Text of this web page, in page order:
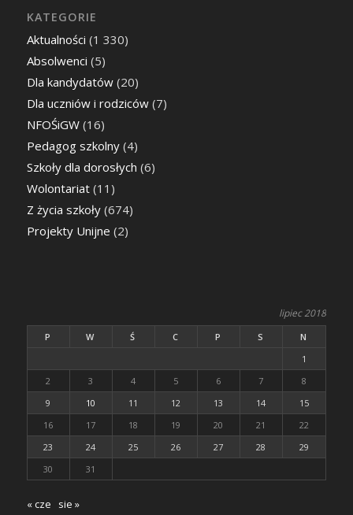
KATEGORIE
Aktualności (1 330)
Absolwenci (5)
Dla kandydatów(20)
Dla uczniów i rodziców(7)
NFOŚiGW(16)
Pedagog szkolny(4)
Szkoły dla dorosłych (6)
Wolontariat(11)
Z życia szkoły(674)
Projekty Unijne (2)
lipiec 2018
P W Ś C P S
N
1
2
3 4 5 6 7
8
9
10 11 12 13 14
15
16
17 18 19 20 21
22
23
24 25 26 27 28
29
30
31
« cze sie »